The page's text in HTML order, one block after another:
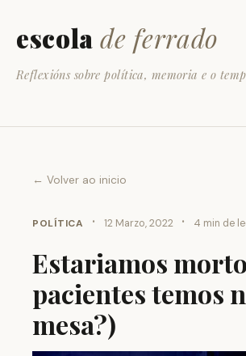
escola de ferrado
Reflexións sobre política, memoria e o
← Volver ao inicio
POLÍTICA · 12 Marzo, 2022 · 4 min de
Estariamos
pacientes temos
mesa?)